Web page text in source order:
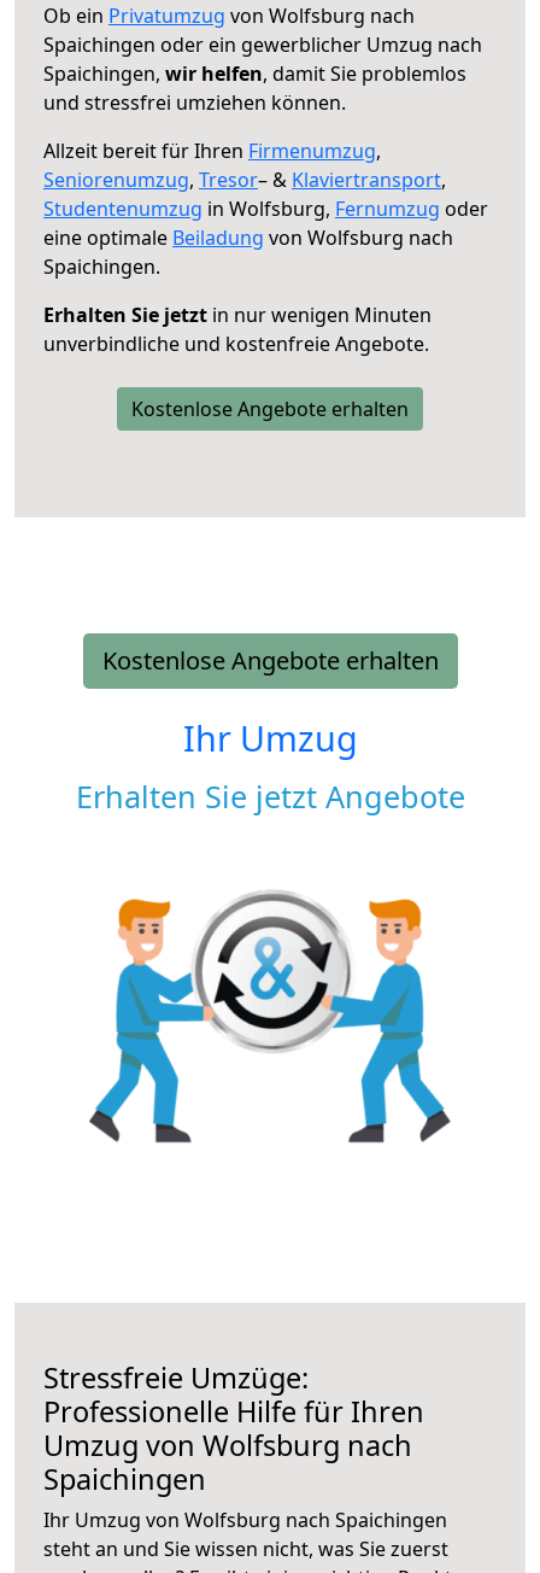
Ob ein Privatumzug von Wolfsburg nach
Spaichingen oder ein gewerblicher Umzug nach
Spaichingen, wir helfen, damit Sie problemlos
und stressfrei umziehen können.
Allzeit bereit für Ihren Firmenumzug,
Seniorenumzug, Tresor– & Klaviertransport,
Studentenumzug in Wolfsburg, Fernumzug oder
eine optimale Beiladung von Wolfsburg nach
Spaichingen.
Erhalten Sie jetzt in nur wenigen Minuten
unverbindliche und kostenfreie Angebote.
Kostenlose Angebote erhalten
Kostenlose Angebote erhalten
Ihr Umzug
Erhalten Sie jetzt Angebote
Stressfreie Umzüge:
Professionelle Hilfe für Ihren
Umzug von Wolfsburg nach
Spaichingen
Ihr Umzug von Wolfsburg nach Spaichingen
steht an und Sie wissen nicht, was Sie zuerst